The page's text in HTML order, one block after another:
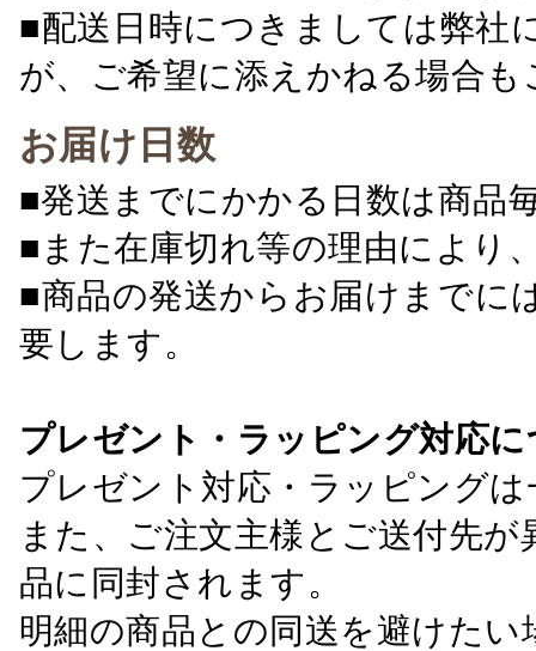
■配送日時につきましては弊社
が、ご希望に添えかねる場合
お届け日数
■発送までにかかる日数は商品
■また在庫切れ等の理由により
■商品の発送からお届けまでに
要します。
プレゼント・ラッピング対応
プレゼント対応・ラッピング
また、ご注文主様とご送付先
品に同封されます。
明細の商品との同送を避けた